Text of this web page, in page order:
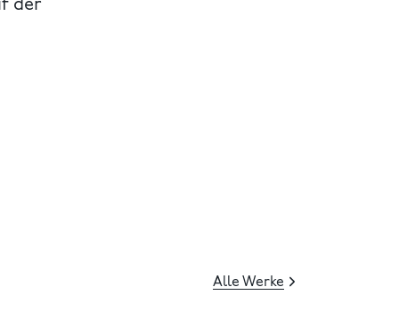
der
Alle Werke